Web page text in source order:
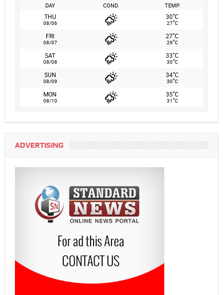
DAY COND. TEMP.
THU
08/06
30°C
27°C
FRI
08/07
27°C
29°C
SAT
08/08
33°C
30°C
SUN
08/09
34°C
30°C
MON
08/10
35°C
31°C
ADVERTISING